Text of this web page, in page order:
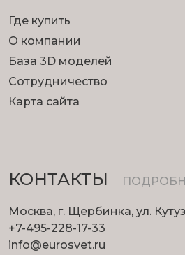
Где купить
О компании
База 3D моделей
Сотрудничество
Карта сайта
КОНТАКТЫ
Москва, г. Щербинка, ул.
+7-495-228-17-33
info@eurosvet.ru